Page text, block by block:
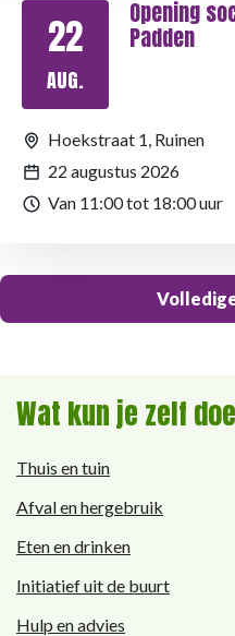
Opening
Padden
22
AUG.
Hoekstraat 1, Ruinen
22 augustus 2026
Van 11:00 tot 18:00 uur
Wat kun je zelf
Thuis en tuin
Afval en hergebruik
Eten en drinken
Initiatief uit de buurt
Hulp en advies